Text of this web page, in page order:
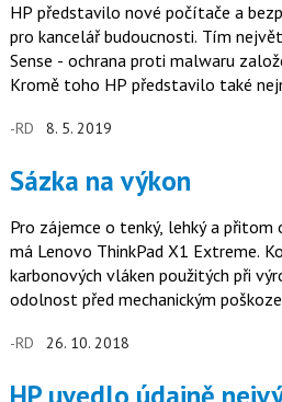
HP představilo nové počítače a
pro kancelář budoucnosti. Tím
Sense - ochrana proti malwaru
Kromě toho HP představilo také
Intel Core vPro.
-RD 8. 5. 2019
Sázka na výkon
Pro zájemce o tenký, lehký a
má Lenovo ThinkPad X1 Extreme.
karbonových vláken použitých při
odolnost před mechanickým
-RD 26. 10. 2018